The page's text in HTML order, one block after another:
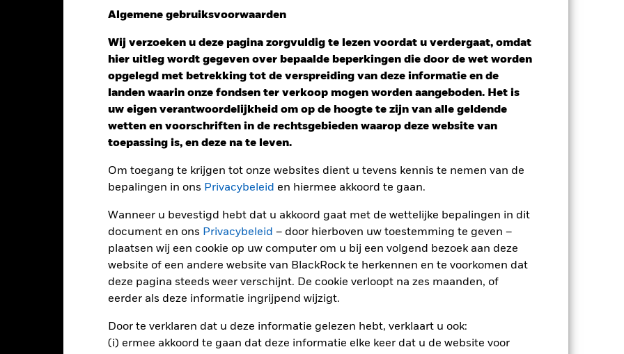
Algemene gebruiksvoorwaarden
Wij verzoeken u deze pagina zorgvuldig te lezen voordat u verdergaat, omdat
hier uitleg wordt gegeven over bepaalde beperkingen die door de wet worden
opgelegd met betrekking tot de verspreiding van deze informatie en de
landen waarin onze fondsen ter verkoop mogen worden aangeboden. Het is
uw eigen verantwoordelijkheid om op de hoogte te zijn van alle geldende
wetten en voorschriften in de rechtsgebieden waarop deze website van
toepassing is, en deze na te leven.
Om toegang te krijgen tot onze websites dient u tevens kennis te nemen van de
bepalingen in ons Privacybeleid en hiermee akkoord te gaan.
Wanneer u bevestigd hebt dat u akkoord gaat met de wettelijke bepalingen in dit
document en ons Privacybeleid – door hierboven uw toestemming te geven –
plaatsen wij een cookie op uw computer om u bij een volgend bezoek aan deze
website of een andere website van BlackRock te herkennen en te voorkomen dat
deze pagina steeds weer verschijnt. De cookie verloopt na zes maanden, of
eerder als deze informatie ingrijpend wijzigt.
Door te verklaren dat u deze informatie gelezen hebt, verklaart u ook:
(i) ermee akkoord te gaan dat deze informatie elke keer dat u de website voor
Performance
2021-12-31 00:00:00 to 2026-07-31 00:00:00.
Op jaarbasis Cumulatief 12 maanden
grafiek toont de prestatie van het product als het procentuele verlies of de winst per jaar over de
werd beheerd en het met de benchmark te vergelijken.